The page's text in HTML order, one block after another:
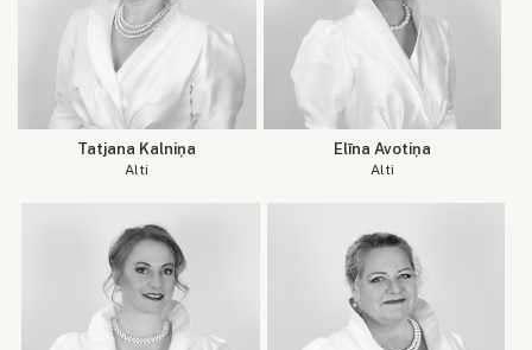
Tatjana Kalniņa
Alti
Elīna Avotiņa
Alti